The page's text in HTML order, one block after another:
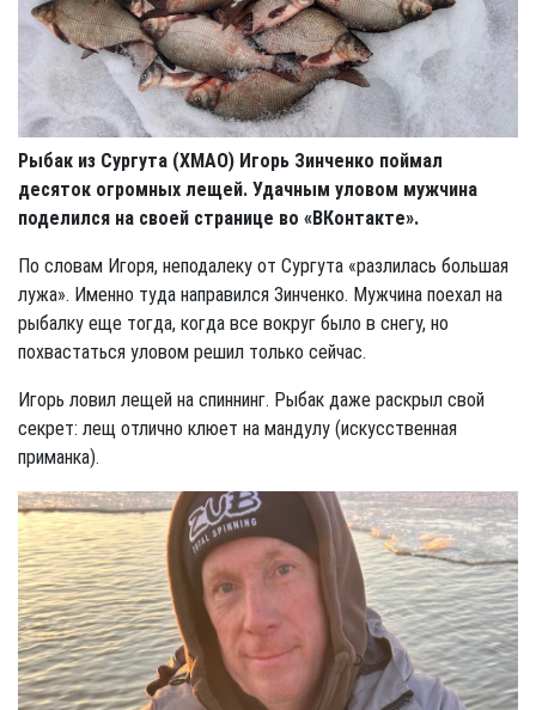
Рыбак из Сургута (ХМАО) Игорь Зинченко поймал
десяток огромных лещей. Удачным уловом мужчина
поделился на своей странице во «ВКонтакте».
По словам Игоря, неподалеку от Сургута «разлилась большая
лужа». Именно туда направился Зинченко. Мужчина поехал на
рыбалку еще тогда, когда все вокруг было в снегу, но
похвастаться уловом решил только сейчас.
Игорь ловил лещей на спиннинг. Рыбак даже раскрыл свой
секрет: лещ отлично клюет на мандулу (искусственная
приманка).